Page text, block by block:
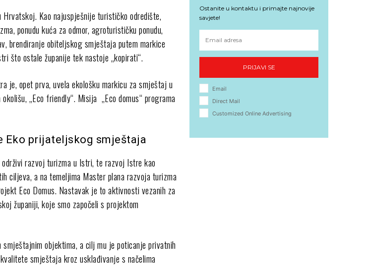
Kao najuspješnije turističko odredište,
ponudu kuća za odmor, agroturističku ponudu,
brendiranje obiteljskog smještaja putem markice
što ostale županije tek nastoje „kopirati“.
je, opet prva, uvela ekološku markicu za smještaj u
„Eco friendly“. Misija „Eco domus“ programa
Eko prijateljskog smještaja
održivi razvoj turizma u Istri, te razvoj Istre kao
ciljeva, a na temeljima Master plana razvoja turizma
Eco Domus. Nastavak je to aktivnosti vezanih za
županiji, koje smo započeli s projektom
objektima, a cilj mu je poticanje privatnih
smještaja kroz usklađivanje s načelima
Ostanite u kontaktu i primajte najnovije
savjete!
PRIJAVI SE
Email
Direct Mail
Customized Online Advertising